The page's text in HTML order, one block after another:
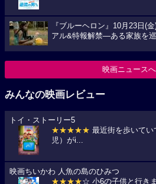
『ブルーヘロン』10月23日(
アル&特報解禁―ある家族を
映画ニュースへ
みんなの映画レビュー
トイ・ストーリー5
★★★★★ 最近街を歩いて
児）がi...
映画ちいかわ 人魚の島のひみつ
★★★★☆ 小6の子供と行き